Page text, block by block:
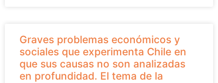
Graves problemas económicos y
sociales que experimenta Chile en
que sus causas no son analizadas
en profundidad. El tema de la